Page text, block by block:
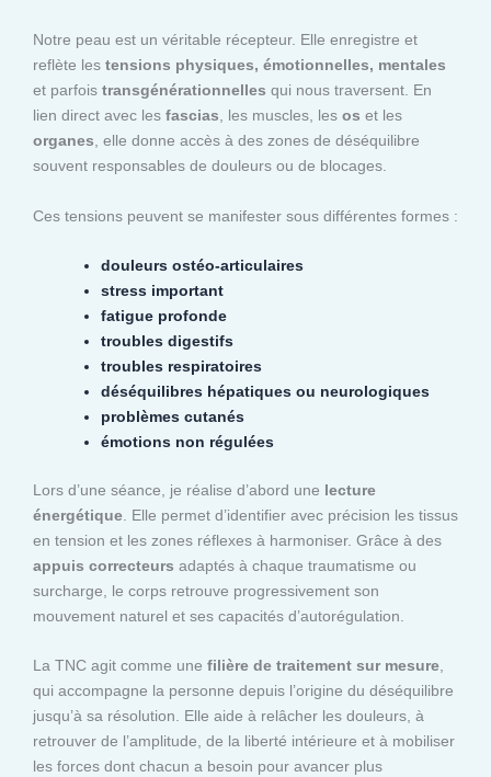
Notre peau est un véritable récepteur. Elle enregistre et
reflète les tensions physiques, émotionnelles, mentales
et parfois transgénérationnelles qui nous traversent. En
lien direct avec les fascias, les muscles, les os et les
organes, elle donne accès à des zones de déséquilibre
souvent responsables de douleurs ou de blocages.
Ces tensions peuvent se manifester sous différentes formes :
douleurs ostéo-articulaires
stress important
fatigue profonde
troubles digestifs
troubles respiratoires
déséquilibres hépatiques ou neurologiques
problèmes cutanés
émotions non régulées
Lors d’une séance, je réalise d’abord une lecture
énergétique . Elle permet d’identifier avec précision les tissus
en tension et les zones réflexes à harmoniser. Grâce à des
appuis correcteurs adaptés à chaque traumatisme ou
surcharge, le corps retrouve progressivement son
mouvement naturel et ses capacités d’autorégulation.
La TNC agit comme une filière de traitement sur mesure,
qui accompagne la personne depuis l’origine du déséquilibre
jusqu’à sa résolution. Elle aide à relâcher les douleurs, à
retrouver de l’amplitude, de la liberté intérieure et à mobiliser
les forces dont chacun a besoin pour avancer plus